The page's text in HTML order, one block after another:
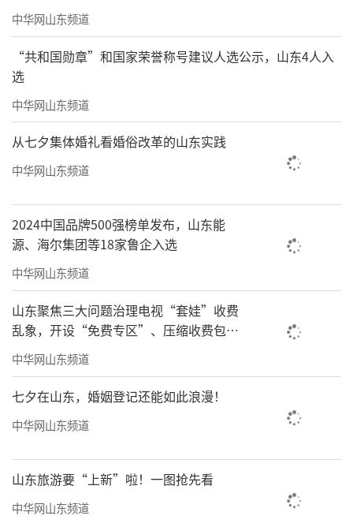
中华网山东频道
“共和国勋章”和国家荣誉称号建议人选公示，山东4人入
选
中华网山东频道
从七夕集体婚礼看婚俗改革的山东实践
中华网山东频道
2024中国品牌500强榜单发布，山东能
源、海尔集团等18家鲁企入选
中华网山东频道
山东聚焦三大问题治理电视“套娃”收费
乱象，开设“免费专区”、压缩收费包比
例70%以上
中华网山东频道
七夕在山东，婚姻登记还能如此浪漫！
中华网山东频道
山东旅游要“上新”啦！一图抢先看
中华网山东频道